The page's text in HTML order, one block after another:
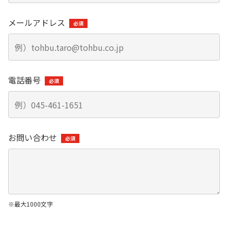
輸送マッチング
輸送マッチング事業の事例
業績ハイライト
株式・株主総会情報
株主総会
株式状況
配当状況
株式事務のご案内
IRライブラリー
（資料一括ダウンロードを含む）
決算補足説明資料
株主通信
メールアドレス
電話番号
お問い合わせ
※最大1000文字